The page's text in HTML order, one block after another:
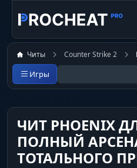
Читы Counter Strike 2
Игры
ЧИТ PHOENIX
ПОЛНЫЙ
ТОТАЛЬНОГО